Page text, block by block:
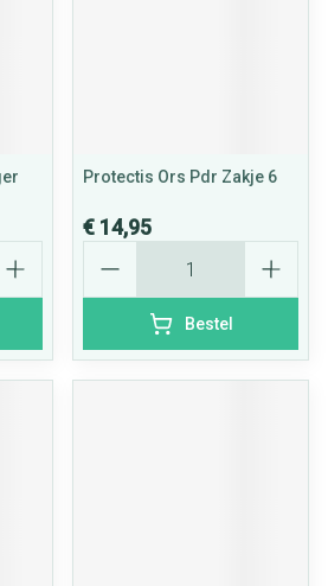
Protectis Ors Pdr Zakje 6
€ 14,95
Bestel